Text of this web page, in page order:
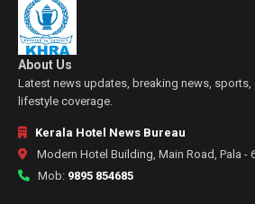
About Us
Latest news updates, breaking news, sports,
lifestyle coverage.
Kerala Hotel News Bureau
Modern Hotel Building, Main Road, Pala -
Mob: 9895 854685